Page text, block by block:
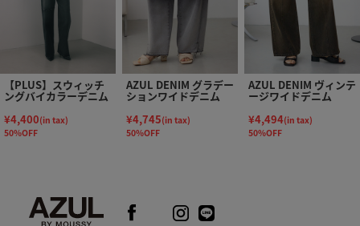
【PLUS】スウィッチ
ングバイカラーデニム
¥4,400(in tax)
50%OFF
AZUL DENIM グラデー
ションワイドデニム
¥4,745(in tax)
50%OFF
AZUL DENIM ヴィンテ
ージワイドデニム
¥4,494(in tax)
50%OFF